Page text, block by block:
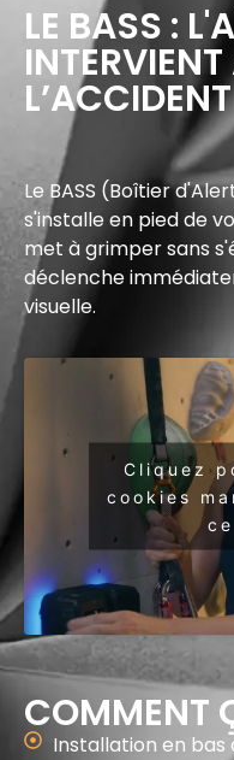
LE BASS :
Le BASS (Boîtier
s'installe en pied de
met à grimper sans
déclenche
visuelle.
Cliquez
cookies
COMMENT
Installation en bas